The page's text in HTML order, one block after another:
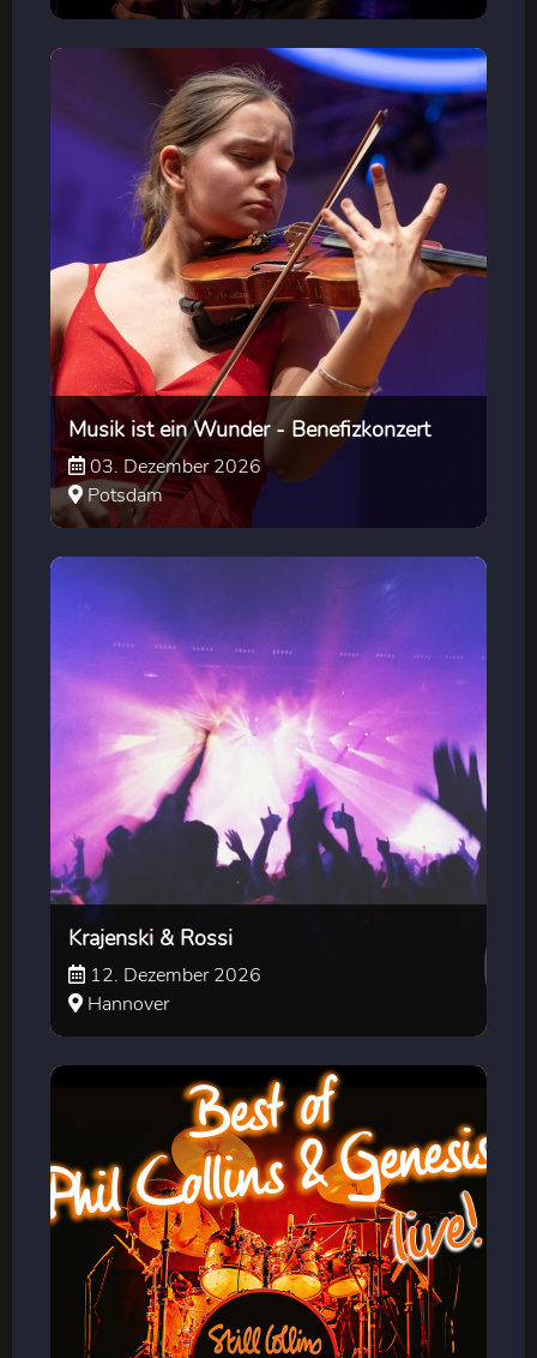
Musik ist ein Wunder - Benefizkonzert
03. Dezember 2026
Potsdam
Krajenski & Rossi
12. Dezember 2026
Hannover